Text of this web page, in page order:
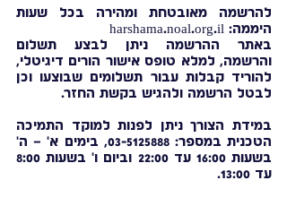
להרשמה מאובטחת ומהירה בכל שעות
היממה: harshama.noal.org.il
באתר ההרשמה ניתן לבצע תשלום
והרשמה, למלא טופס אישור הורים דיגיטלי,
להוריד קבלות עבור תשלומים שבוצעו וכן
לבטל הרשמה ולהגיש בקשת החזר.
במידת הצורך ניתן לפנות למוקד התמיכה
הטכנית במספר:03-5125888, בימים א' – ה'
בשעות 16:00 עד 22:00 וביום ו' בשעות 8:00
עד 13:00.